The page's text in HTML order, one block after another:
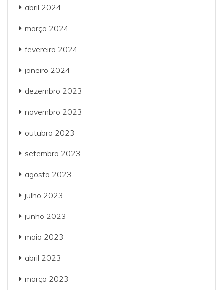
abril 2024
março 2024
fevereiro 2024
janeiro 2024
dezembro 2023
novembro 2023
outubro 2023
setembro 2023
agosto 2023
julho 2023
junho 2023
maio 2023
abril 2023
março 2023